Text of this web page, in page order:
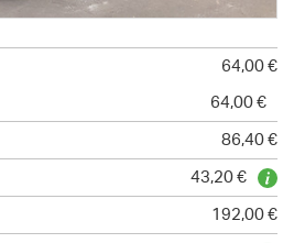
64,00 €
64,00 €
86,40 €
43,20 €
192,00 €